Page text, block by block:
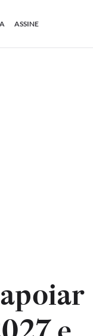
ASSINE